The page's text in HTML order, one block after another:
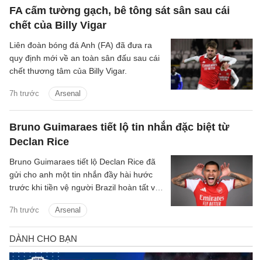
FA cấm tường gạch, bê tông sát sân sau cái
chết của Billy Vigar
7h trước Arsenal
Liên đoàn bóng đá Anh (FA) đã đưa ra
quy định mới về an toàn sân đấu sau cái
chết thương tâm của Billy Vigar.
Bruno Guimaraes tiết lộ tin nhắn đặc biệt từ
Declan Rice
7h trước Arsenal
Bruno Guimaraes tiết lộ Declan Rice đã
gửi cho anh một tin nhắn đầy hài hước
trước khi tiền vệ người Brazil hoàn tất vụ
Arsenal.